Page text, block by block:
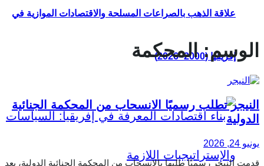
علاقة الذهب بالصراعات المسلحة والاقتصادات الموازية في
إفريقيا (2000–2026)
الوسم:المحكمة
النيجر تطلب رسميًا الانسحاب من المحكمة الجنائية
الدولية
يونيو 24, 2026
قدمت النيجر رسميًا طلبها بالانسحاب من المحكمة الجنائية الدولية، بعد